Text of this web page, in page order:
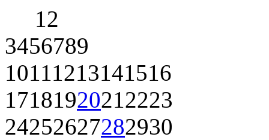
12
3456789
10111213141516
17181920212223
24252627282930